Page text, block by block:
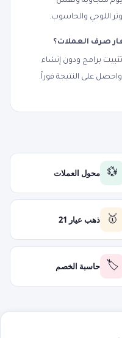
اللوحي والحاسوب.
صرف العملات؟
برامج ودون إنشاء
على النتيجة فوراً.
💱 محول العملات
🥇 ذهب عيار 21
🏷️ حاسبة الخصم